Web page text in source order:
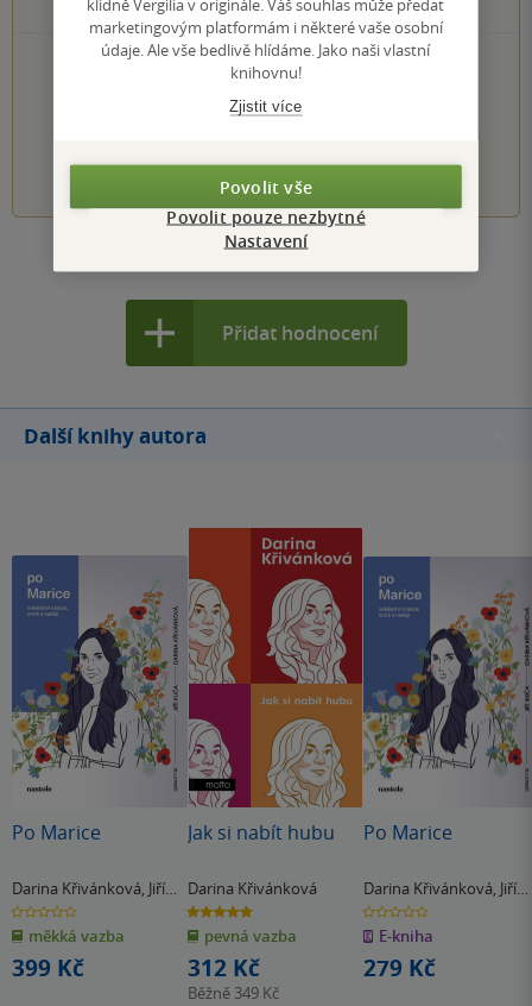
1 hvezdička
PŘIDEJTE SVÉ HODNOCENÍ KNIHY
Hodnocení našich knihkupců: 0.0 z 5
1 2 3 4 5
Přidat hodnocení
Další knihy autora
Po Marice
Darina Křivánková, Jiří
Kuča
0.0
z
5
hvězdiček
měkká vazba
399 Kč
Jak si nabít hubu
Darina Křivánková
5.0
z
5
hvězdiček
pevná vazba
312 Kč
Běžně 349 Kč
Po Marice
Darina Křivánková, Jiří
Kuča
0.0
z
5
hvězdiček
E-kniha
279 Kč
marketingovým platformám i některé vaše osobní
údaje. Ale vše bedlivě hlídáme. Jako naši vlastní
knihovnu!
Zjistit více
Povolit vše
Povolit pouze nezbytné
Nastavení